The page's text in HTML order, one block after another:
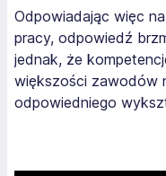
Odpowiadając więc
pracy, odpowiedź
jednak, że
większości zawodów
odpowiedniego